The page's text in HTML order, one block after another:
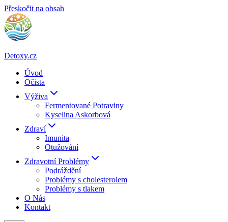
Přeskočit na obsah
Detoxy.cz
Úvod
Očista
Výživa
Fermentované Potraviny
Kyselina Askorbová
Zdraví
Imunita
Otužování
Zdravotní Problémy
Podráždění
Problémy s cholesterolem
Problémy s tlakem
O Nás
Kontakt